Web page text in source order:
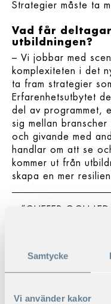
Samtycke
Vi använder kakor
Strategier måste ta
Vad får
utbildningen?
– Vi jobbar med
komplexiteten i det
ta fram strategier
Erfarenhetsutbytet
del av programmet,
sig mellan
och givande med
handlar om att se
kommer ut från
skapa en mer
”CHEFER OCH
ATT ORIENTERA
Handelshögskolan